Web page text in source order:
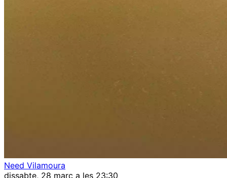
Need Vilamoura
dissabte, 28 març a les 23:30